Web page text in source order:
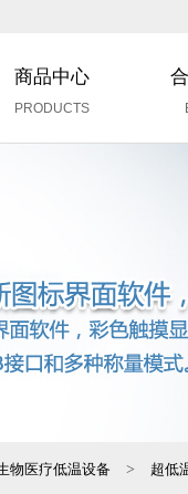
商品中心
PRODUCTS
物医疗低温设备 > 超低